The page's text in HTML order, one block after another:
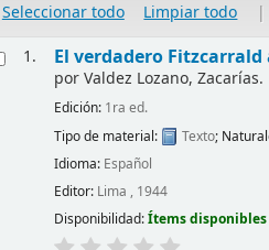
Seleccionar todo Limpiar todo |
1. El verdadero
porValdez Lozano, Zacarías.
Edición: 1ra ed.
Tipo de material:
Texto;
Idioma: Español
Editor: Lima , 1944
Disponibilidad:Ítems